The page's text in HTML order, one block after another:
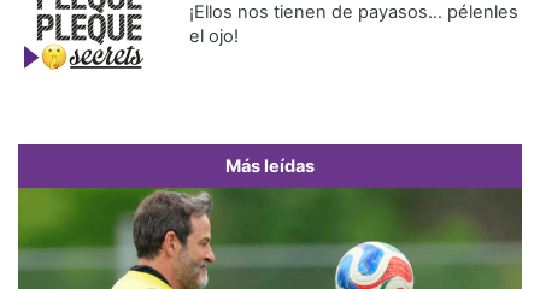
¡Ellos nos tienen de payasos… pélenles
el ojo!
Más leídas